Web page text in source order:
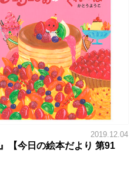
2019.12.04
【今日の絵本だより 第91